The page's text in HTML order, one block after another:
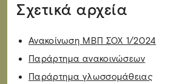
Σχετικά αρχεία
Ανακοίνωση ΜΒΠ ΣΟΧ 1/2024
Παράρτημα ανακοινώσεων
Παράρτημα γλωσσομάθειας